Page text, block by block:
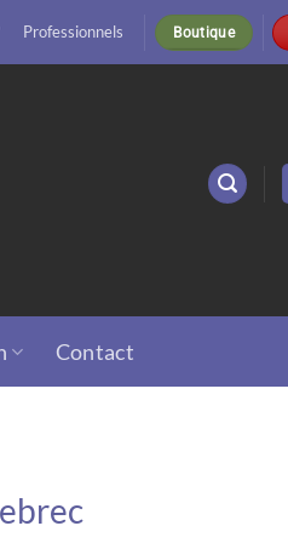
Professionnels Boutique
Contact